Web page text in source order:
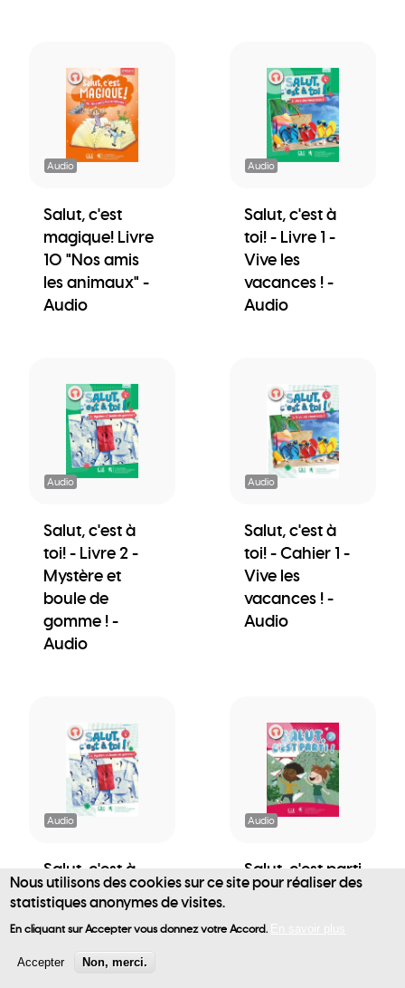
User
account
Audio
Salut, c'est
magique! Livre
10 "Nos amis
les animaux" -
Audio
Audio
Salut, c'est à
toi! - Livre 1 -
Vive les
vacances ! -
Audio
Audio
Salut, c'est à
toi! - Livre 2 -
Mystère et
boule de
gomme ! -
Audio
Audio
Salut, c'est à
toi! - Cahier 1 -
Vive les
vacances ! -
Audio
Audio
Salut, c'est à
toi! - Cahier 2 -
Mystère et
boule de
gomme ! -
Audio
Salut, c'est parti
! - Livre de
Nous utilisons des cookies sur ce site pour réaliser des
statistiques anonymes de visites.
En cliquant sur Accepter vous donnez votre Accord.
Accepter Non, merci.